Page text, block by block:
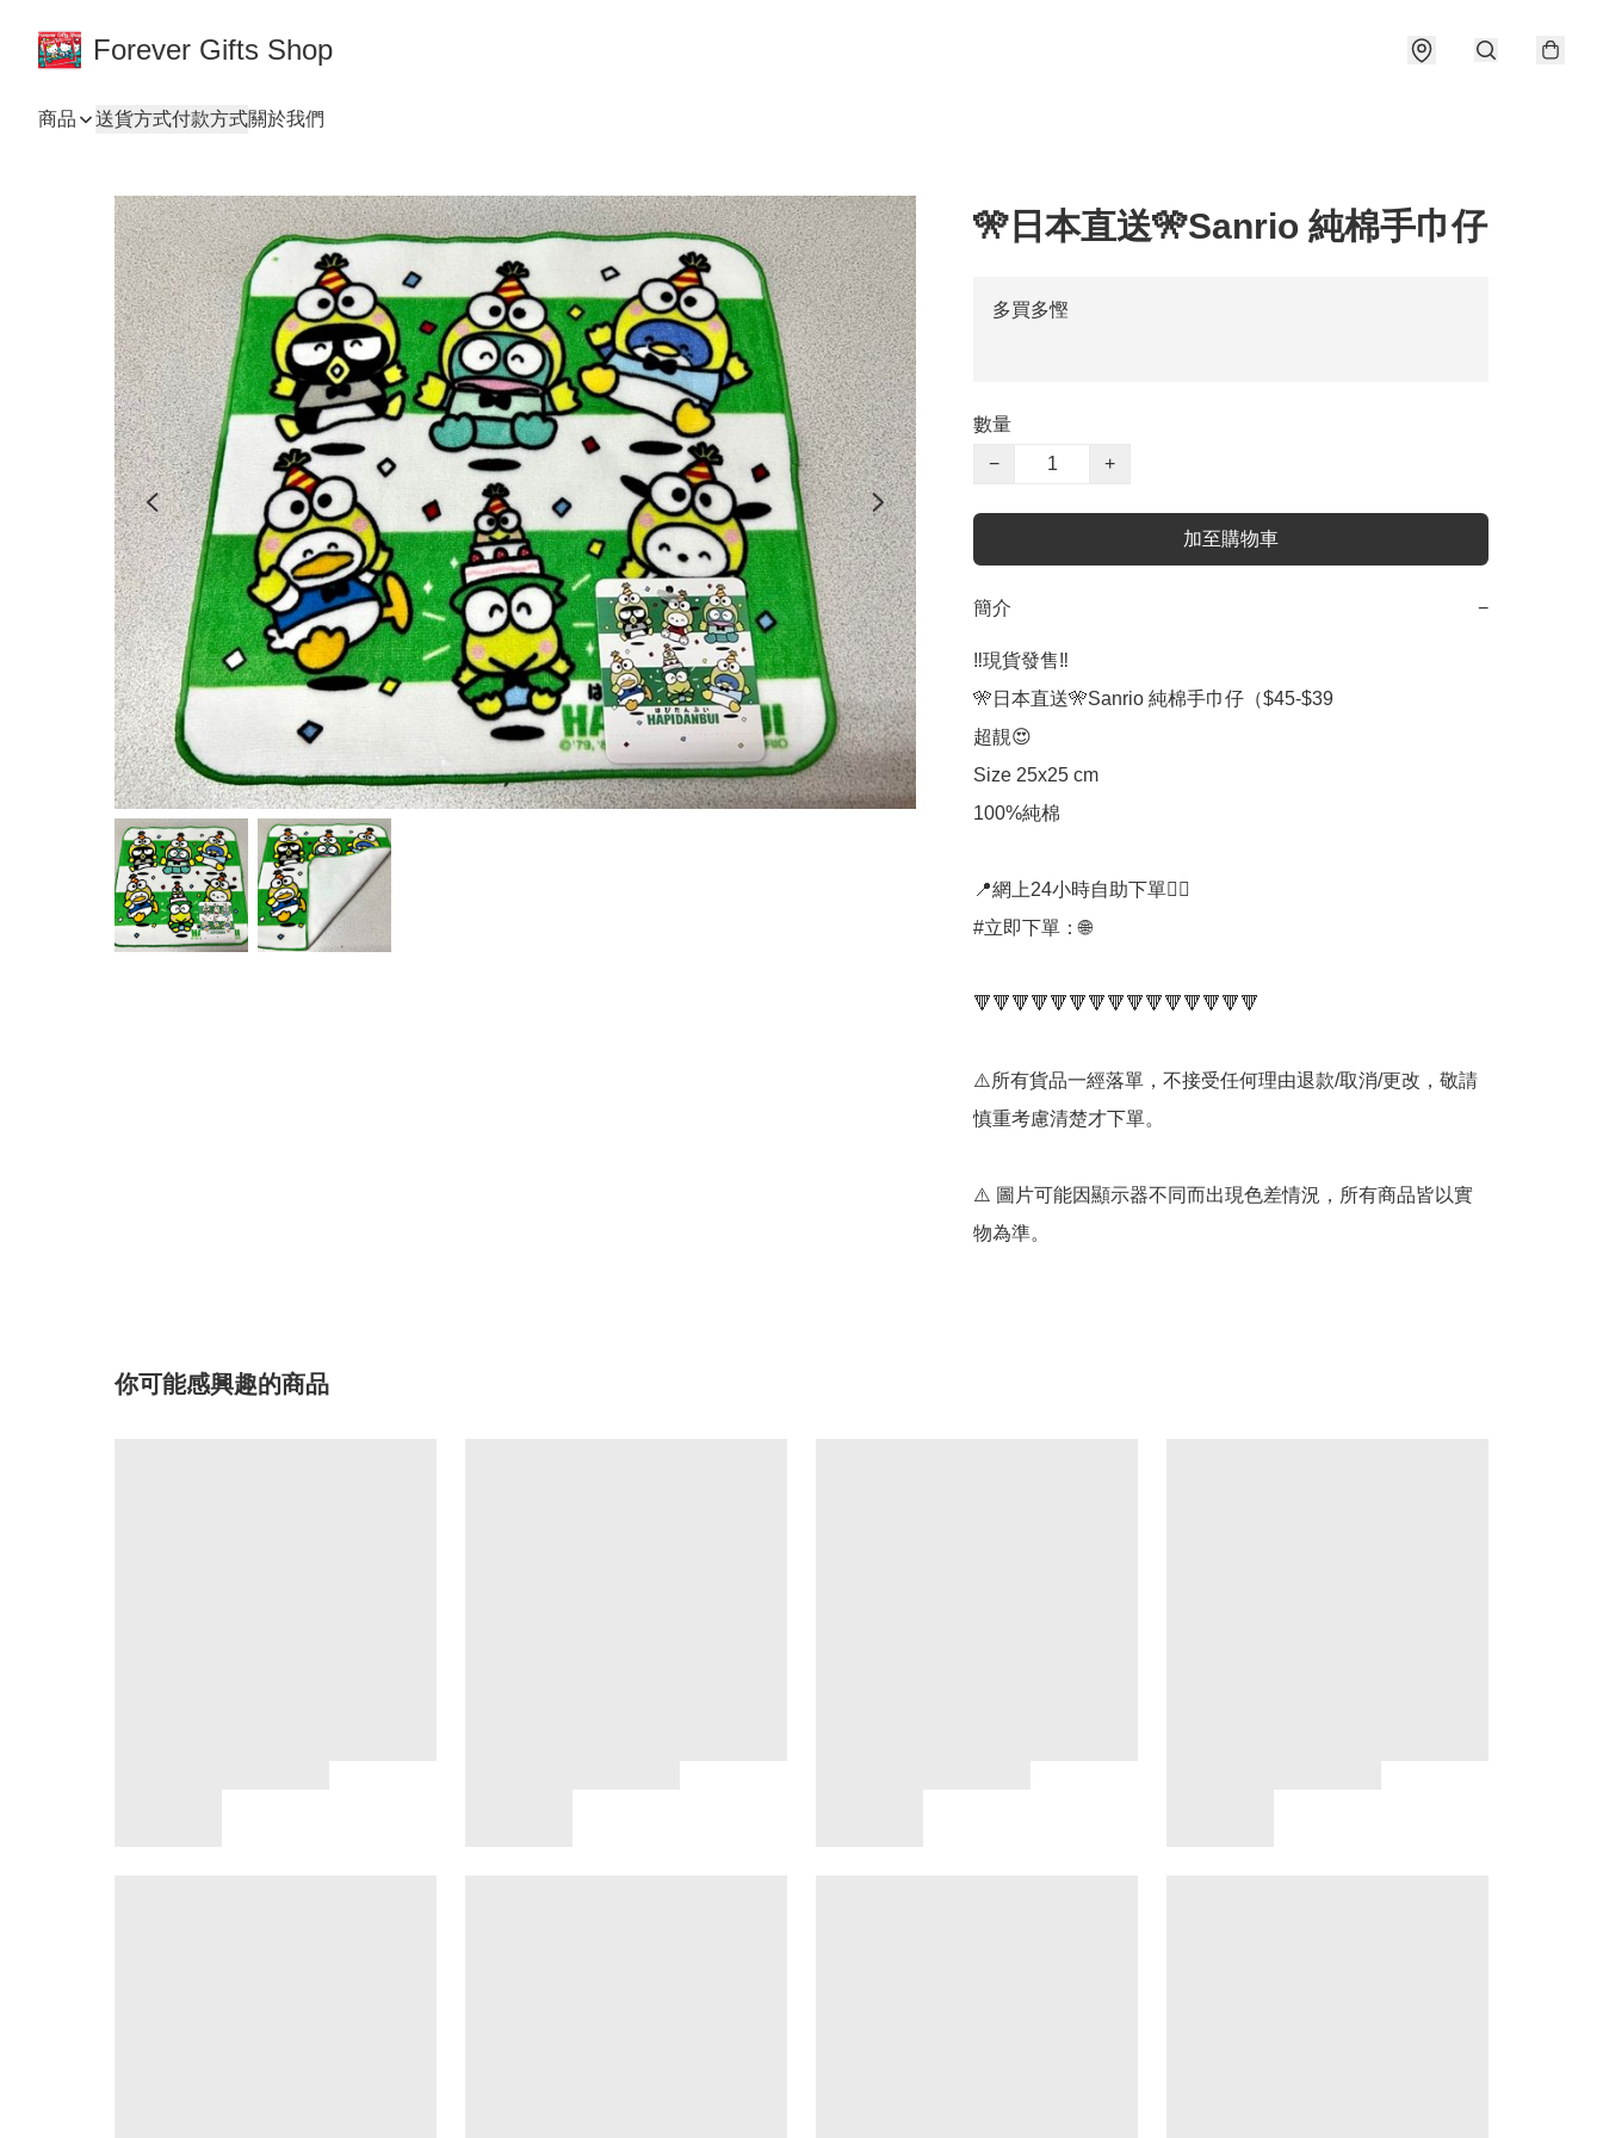
Forever Gifts Shop
商品 送貨方式付款方式關於我們
🎌日本直送🎌Sanrio 純棉手巾仔
多買多慳
數量
−
+
加至購物車
簡介 −
‼️現貨發售‼️
🎌日本直送🎌Sanrio 純棉手巾仔（$45-$39
超靚😍
Size 25x25 cm
100%純棉
📍網上24小時自助下單👍🏻
#立即下單：🌐
🔻🔻🔻🔻🔻🔻🔻🔻🔻🔻🔻🔻🔻🔻🔻
⚠️所有貨品一經落單，不接受任何理由退款/取消/更改，敬請
慎重考慮清楚才下單。
⚠️ 圖片可能因顯示器不同而出現色差情況，所有商品皆以實
物為準。
你可能感興趣的商品